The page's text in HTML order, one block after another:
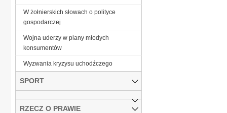
W żołnierskich słowach o polityce
gospodarczej
Wojna uderzy w plany młodych
konsumentów
Wyzwania kryzysu uchodźczego
SPORT
RZECZ O PRAWIE